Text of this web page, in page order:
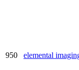
950 elemental